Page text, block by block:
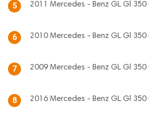
5 2011 Mercedes - Benz GL Gl 350
6 2010 Mercedes - Benz GL Gl 350
7 2009 Mercedes - Benz GL Gl 350
8 2016 Mercedes - Benz GL Gl 350